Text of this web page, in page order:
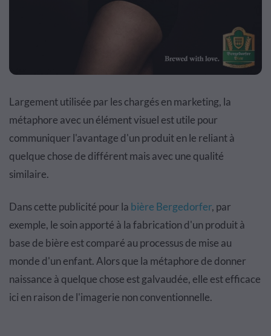
Largement utilisée par les chargés en marketing, la
métaphore avec un élément visuel est utile pour
communiquer l'avantage d'un produit en le reliant à
quelque chose de différent mais avec une qualité
similaire.
Dans cette publicité pour la bière Bergedorfer, par
exemple, le soin apporté à la fabrication d'un produit à
base de bière est comparé au processus de mise au
monde d'un enfant. Alors que la métaphore de donner
naissance à quelque chose est galvaudée, elle est efficace
ici en raison de l'imagerie non conventionnelle.